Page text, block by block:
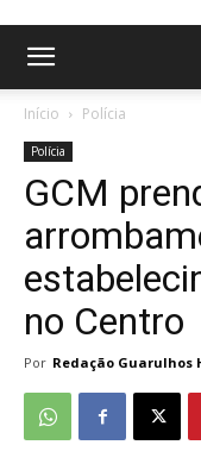
Início Polícia
Polícia
GCM
no Centro
Por Redação Guarulhos